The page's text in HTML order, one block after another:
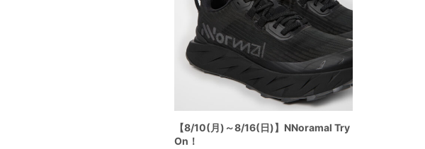
【8/10(月)～8/16(日)】NNoramal Try
On！